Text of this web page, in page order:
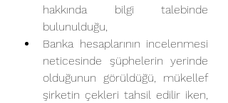
hakkında bilgi talebinde
bulunulduğu,
Banka hesaplarının incelenmesi
neticesinde şüphelerin yerinde
olduğunun görüldüğü, mükellef
şirketin çekleri tahsil edilir iken,